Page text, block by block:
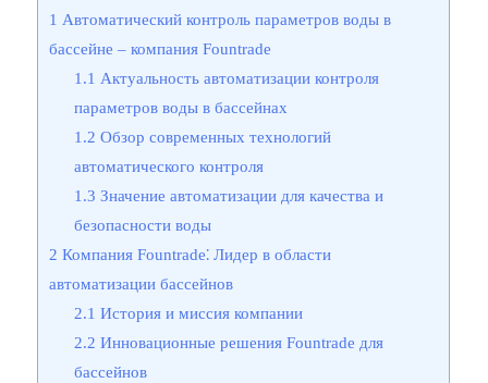
1 Автоматический контроль параметров воды в
бассейне ‒ компания Fountrade
1.1 Актуальность автоматизации контроля
параметров воды в бассейнах
1.2 Обзор современных технологий
автоматического контроля
1.3 Значение автоматизации для качества и
безопасности воды
2 Компания Fountrade⁚ Лидер в области
автоматизации бассейнов
2.1 История и миссия компании
2.2 Инновационные решения Fountrade для
бассейнов